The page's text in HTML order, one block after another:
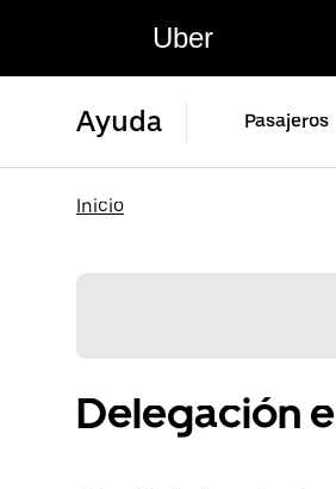
Uber
Ayuda Pasajeros
Inicio
Delegación